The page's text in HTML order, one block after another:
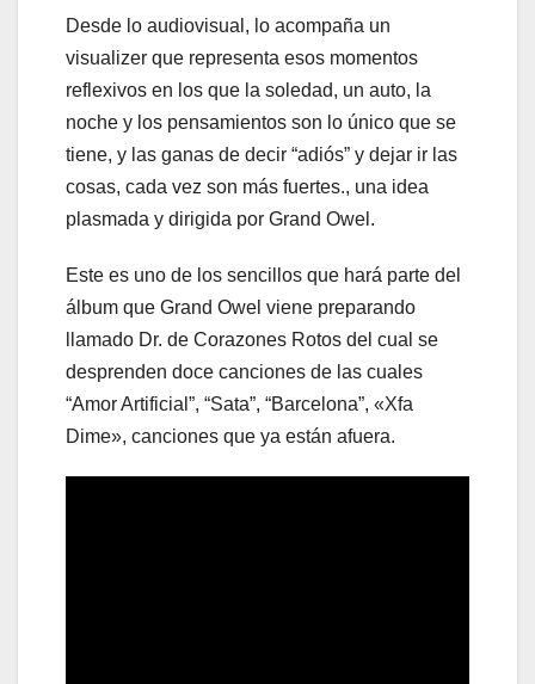
Desde lo audiovisual, lo acompaña un
visualizer que representa esos momentos
reflexivos en los que la soledad, un auto, la
noche y los pensamientos son lo único que se
tiene, y las ganas de decir “adiós” y dejar ir las
cosas, cada vez son más fuertes., una idea
plasmada y dirigida por Grand Owel.
Este es uno de los sencillos que hará parte del
álbum que Grand Owel viene preparando
llamado Dr. de Corazones Rotos del cual se
desprenden doce canciones de las cuales
“Amor Artificial”, “Sata”, “Barcelona”, «Xfa
Dime», canciones que ya están afuera.